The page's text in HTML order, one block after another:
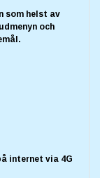
som helst av
och
internet via 4G